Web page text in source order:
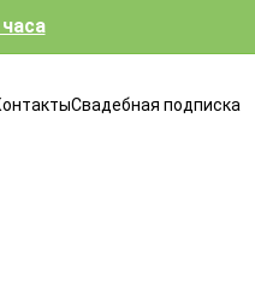
Свадебная подписка